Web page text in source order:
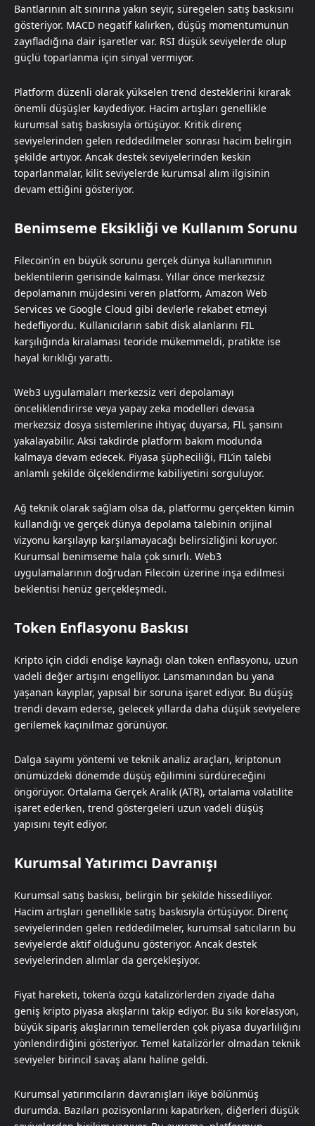
Bantlarının alt sınırına yakın seyir, süregelen satış baskısını
gösteriyor. MACD negatif kalırken, düşüş momentumunun
zayıfladığına dair işaretler var. RSI düşük seviyelerde olup
güçlü toparlanma için sinyal vermiyor.
Platform düzenli olarak yükselen trend desteklerini kırarak
önemli düşüşler kaydediyor. Hacim artışları genellikle
kurumsal satış baskısıyla örtüşüyor. Kritik direnç
seviyelerinden gelen reddedilmeler sonrası hacim belirgin
şekilde artıyor. Ancak destek seviyelerinden keskin
toparlanmalar, kilit seviyelerde kurumsal alım ilgisinin
devam ettiğini gösteriyor.
Benimseme Eksikliği ve Kullanım Sorunu
Filecoin’in en büyük sorunu gerçek dünya kullanımının
beklentilerin gerisinde kalması. Yıllar önce merkezsiz
depolamanın müjdesini veren platform, Amazon Web
Services ve Google Cloud gibi devlerle rekabet etmeyi
hedefliyordu. Kullanıcıların sabit disk alanlarını FIL
karşılığında kiralaması teoride mükemmeldi, pratikte ise
hayal kırıklığı yarattı.
Web3 uygulamaları merkezsiz veri depolamayı
önceliklendirirse veya yapay zeka modelleri devasa
merkezsiz dosya sistemlerine ihtiyaç duyarsa, FIL şansını
yakalayabilir. Aksi takdirde platform bakım modunda
kalmaya devam edecek. Piyasa şüpheciliği, FIL’in talebi
anlamlı şekilde ölçeklendirme kabiliyetini sorguluyor.
Ağ teknik olarak sağlam olsa da, platformu gerçekten kimin
kullandığı ve gerçek dünya depolama talebinin orijinal
vizyonu karşılayıp karşılamayacağı belirsizliğini koruyor.
Kurumsal benimseme hala çok sınırlı. Web3
uygulamalarının doğrudan Filecoin üzerine inşa edilmesi
beklentisi henüz gerçekleşmedi.
Token Enflasyonu Baskısı
Kripto için ciddi endişe kaynağı olan token enflasyonu, uzun
vadeli değer artışını engelliyor. Lansmanından bu yana
yaşanan kayıplar, yapısal bir soruna işaret ediyor. Bu düşüş
trendi devam ederse, gelecek yıllarda daha düşük seviyelere
gerilemek kaçınılmaz görünüyor.
Dalga sayımı yöntemi ve teknik analiz araçları, kriptonun
önümüzdeki dönemde düşüş eğilimini sürdüreceğini
öngörüyor. Ortalama Gerçek Aralık (ATR), ortalama volatilite
işaret ederken, trend göstergeleri uzun vadeli düşüş
yapısını teyit ediyor.
Kurumsal Yatırımcı Davranışı
Kurumsal satış baskısı, belirgin bir şekilde hissediliyor.
Hacim artışları genellikle satış baskısıyla örtüşüyor. Direnç
seviyelerinden gelen reddedilmeler, kurumsal satıcıların bu
seviyelerde aktif olduğunu gösteriyor. Ancak destek
seviyelerinden alımlar da gerçekleşiyor.
Fiyat hareketi, token’a özgü katalizörlerden ziyade daha
geniş kripto piyasa akışlarını takip ediyor. Bu sıkı korelasyon,
büyük sipariş akışlarının temellerden çok piyasa duyarlılığını
yönlendirdiğini gösteriyor. Temel katalizörler olmadan teknik
seviyeler birincil savaş alanı haline geldi.
Kurumsal yatırımcıların davranışları ikiye bölünmüş
durumda. Bazıları pozisyonlarını kapatırken, diğerleri düşük